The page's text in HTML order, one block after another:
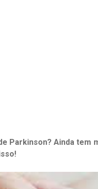
Parkinson? Ainda tem